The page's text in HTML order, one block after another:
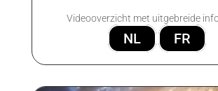
Videooverzicht met uitgebreide
NL FR